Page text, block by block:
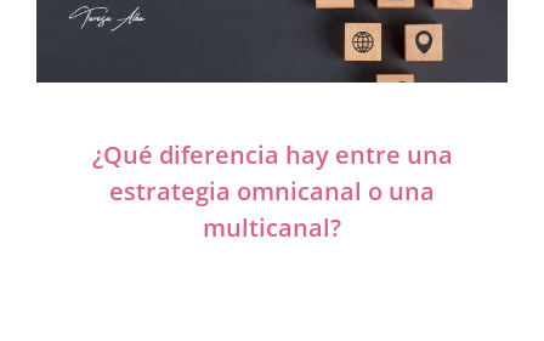
¿Qué diferencia hay entre una
estrategia omnicanal o una
multicanal?